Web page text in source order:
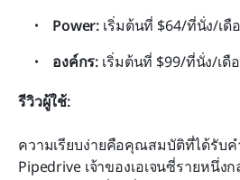
Power: เริ่มต้นที่ $64/ที่นั่ง/เดื
องค์กร: เริ่มต้นที่ $99/ที่นั่ง/เดื
รีวิวผู้ใช้:
ความเรียบง่ายคือคุณสมบัติที่ได้รับ
Pipedrive เจ้าของเอเจนซี่รายหนึ่ง